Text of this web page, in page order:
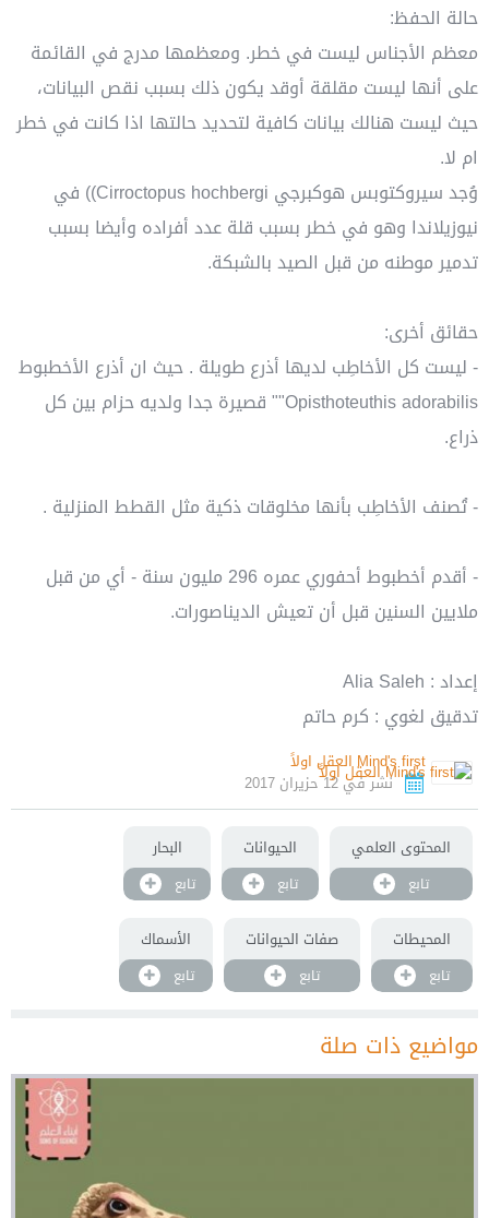
حالة الحفظ:
معظم الأجناس ليست في خطر. ومعظمها مدرج في القائمة
على أنها ليست مقلقة أوقد يكون ذلك بسبب نقص البيانات،
حيث ليست هنالك بيانات كافية لتحديد حالتها اذا كانت في خطر
ام لا.
وُجد سيروكتوبس هوكبرجي Cirroctopus hochbergi)) في
نيوزيلاندا وهو في خطر بسبب قلة عدد أفراده وأيضا بسبب
تدمير موطنه من قبل الصيد بالشبكة.
حقائق أخرى:
- ليست كل الأخاطِب لديها أذرع طويلة . حيث ان أذرع الأخطبوط
Opisthoteuthis adorabilis"" قصيرة جدا ولديه حزام بين كل
ذراع.
- تُصنف الأخاطِب بأنها مخلوقات ذكية مثل القطط المنزلية .
- أقدم أخطبوط أحفوري عمره 296 مليون سنة - أي من قبل
ملايين السنين قبل أن تعيش الديناصورات.
إعداد : Alia Saleh
تدقيق لغوي : كرم حاتم
Mind's first العقل اولاً
نشر في 12 حزيران 2017
المحتوى العلمي
تابع
الحيوانات
تابع
البحار
تابع
المحيطات
تابع
صفات الحيوانات
تابع
الأسماك
تابع
مواضيع ذات صلة